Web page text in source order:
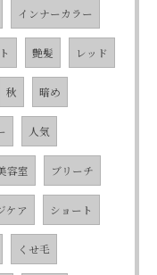
インナーカラー
艶髪 レッド
秋 暗め
人気
容室 ブリーチ
ケア ショート
くせ毛